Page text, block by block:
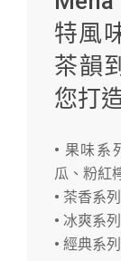
特風
茶韻
您打
• 果味系
瓜、粉紅
• 茶香系
• 冰爽系
• 經典系